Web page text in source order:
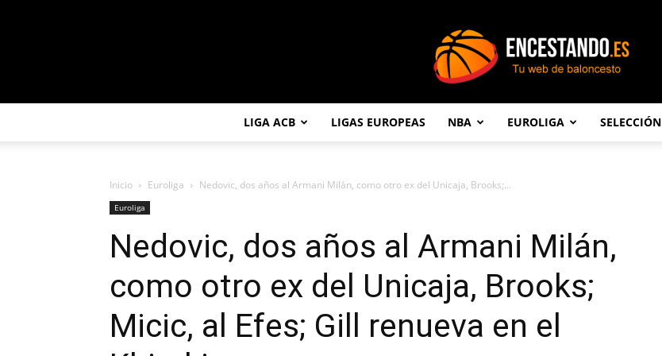
LIGA ACB LIGAS EUROPEAS NBA EUROLIGA SELECCIÓN
Inicio Euroliga Nedovic, dos años al Armani Milán, como otro ex del Unicaja, Brooks;...
Euroliga
Nedovic, dos años al Armani Milán,
como otro ex del Unicaja, Brooks;
Micic, al Efes; Gill renueva en el